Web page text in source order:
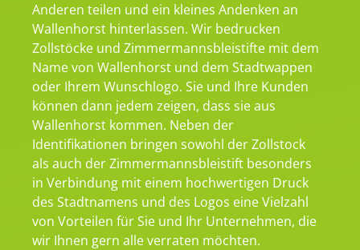
Anderen teilen und ein kleines Andenken an
Wallenhorst hinterlassen. Wir bedrucken
Zollstöcke und Zimmermannsbleistifte mit dem
Name von Wallenhorst und dem Stadtwappen
oder Ihrem Wunschlogo. Sie und Ihre Kunden
können dann jedem zeigen, dass sie aus
Wallenhorst kommen. Neben der
Identifikationen bringen sowohl der Zollstock
als auch der Zimmermannsbleistift besonders
in Verbindung mit einem hochwertigen Druck
des Stadtnamens und des Logos eine Vielzahl
von Vorteilen für Sie und Ihr Unternehmen, die
wir Ihnen gern alle verraten möchten.